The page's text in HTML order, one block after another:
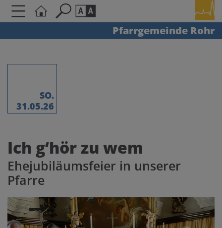
Pfarrgemeinde Rohr
Schriftgröße
AA
A A A A A
SO.
31.05.26
Ich g‘hör zu wem
Ehejubiläumsfeier in unserer
Pfarre